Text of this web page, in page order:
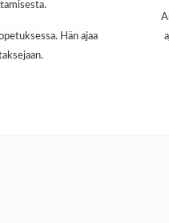
Hän ajaa